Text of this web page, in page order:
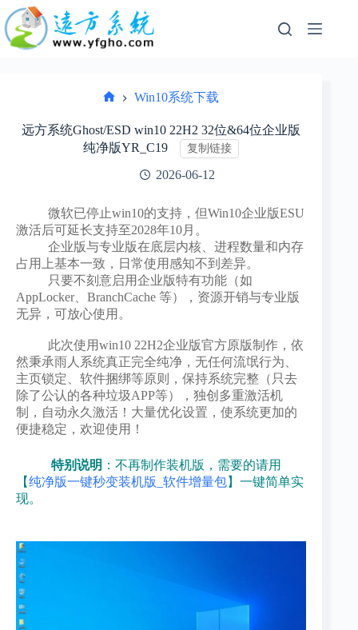
过
内
页
Win10系统下载
远方系统Ghost/ESD win10 22H2 32位&64位企业版
纯净版YR_C19
复制链接
2026-06-12
微软已停止win10的支持，但Win10企业版ESU
激活后可延长支持至2028年10月。
企业版与专业版在底层内核、进程数量和内存
占用上基本一致，日常使用感知不到差异。
只要不刻意启用企业版特有功能（如
AppLocker、BranchCache 等），资源开销与专业版
无异，可放心使用。
此次使用win10 22H2企业版官方原版制作，依
然秉承雨人系统真正完全纯净， 无任何流氓行为、
主页锁定、软件捆绑等原则，保持系统完整（只去
除了公认的各种垃圾APP等）， 独创多重激活机
制，自动永久激活！大量优化设置，使系统更加的
便捷稳定，欢迎使用！
特别说明 ：不再制作装机版，需要的请用
【纯净版一键秒变装机版_软件增量包】一键简单实
现。